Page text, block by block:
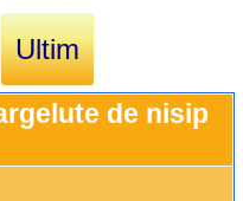
Ultim
de nisip